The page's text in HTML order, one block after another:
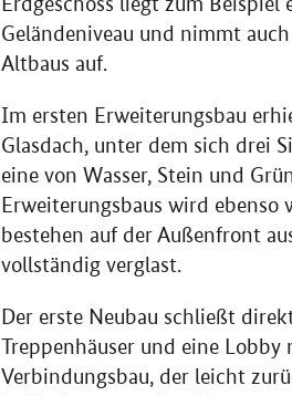
Geländeniveau und nimmt
Altbaus auf.
Im ersten Erweiterungsbau
Glasdach, unter dem sich drei
eine von Wasser, Stein und
Erweiterungsbaus wird ebenso
bestehen auf der Außenfront
vollständig verglast.
Der erste Neubau schließt
Treppenhäuser und eine
Verbindungsbau, der leicht